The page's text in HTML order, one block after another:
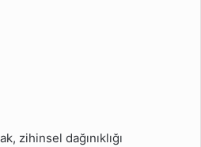
zihinsel dağınıklığı